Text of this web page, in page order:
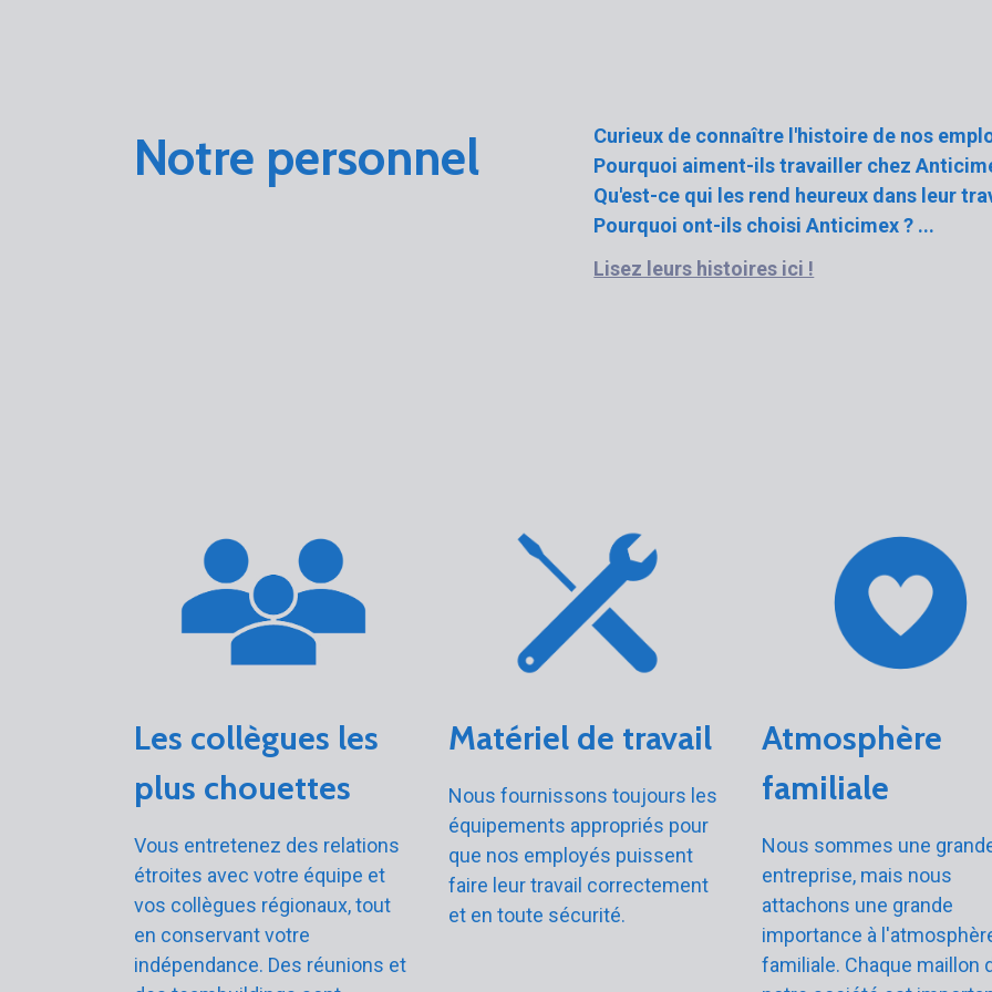
Notre personnel
Curieux de connaître l'histoire de nos
Pourquoi aiment-ils travailler chez
Qu'est-ce qui les rend heureux dans leur
Pourquoi ont-ils choisi Anticimex ? ...
Lisez leurs histoires ici !
Les collègues les
plus chouettes
Vous entretenez des relations
étroites avec votre équipe et
vos collègues régionaux, tout
en conservant votre
indépendance. Des réunions et
Matériel de travail
Nous fournissons toujours les
équipements appropriés pour
que nos employés puissent
faire leur travail correctement
et en toute sécurité.
Atmosphère
familiale
Nous sommes une
entreprise, mais nous
attachons une grande
importance à
familiale. Chaque maillon